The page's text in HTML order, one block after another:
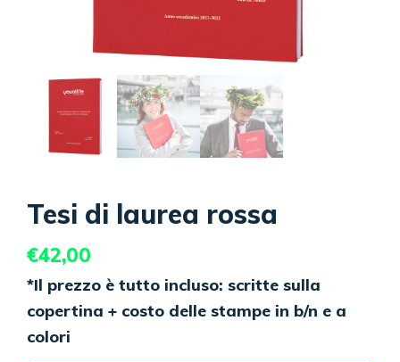
Tesi di laurea rossa
€42,00
*Il prezzo è tutto incluso: scritte sulla
copertina + costo delle stampe in b/n e a
colori